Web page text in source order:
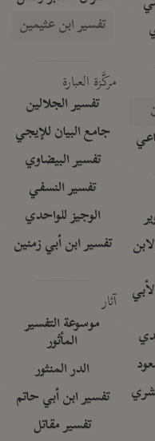
تفسير ابن عثيمين
مركَّزة العبارة
تفسير الجلالين
جامع البيان للإيجي
تفسير البيضاوي
تفسير النسفي
الوجيز للواحدي
تفسير ابن أبي زمنين
آثار
موسوعة التفسير
المأثور
الدر المنثور
تفسير ابن أبي حاتم
تفسير مقاتل